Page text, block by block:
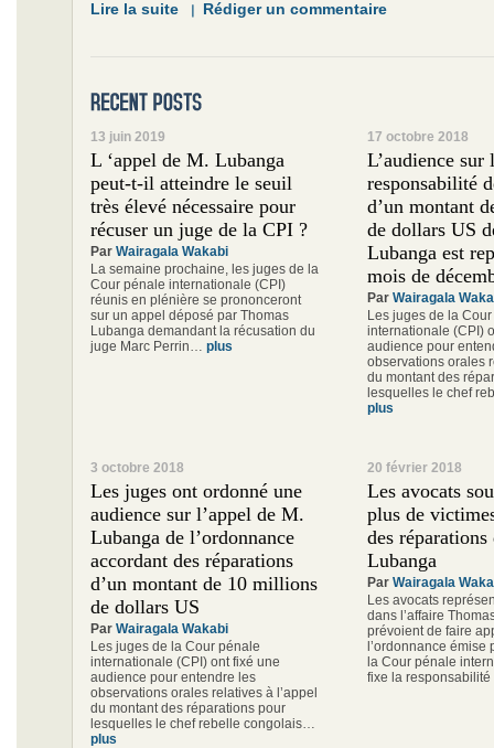
Lire la suite Rédiger un commentaire
13 juin 2019
L ‘appel de M. Lubanga
peut-t-il atteindre le seuil
très élevé nécessaire pour
récuser un juge de la CPI ?
Par Wairagala Wakabi
La semaine prochaine, les juges de la
Cour pénale internationale (CPI)
réunis en plénière se prononceront
sur un appel déposé par Thomas
Lubanga demandant la récusation du
juge Marc Perrin… plus
17 octobre 2018
L’audience sur
responsabilité
d’un montant
de dollars US
Lubanga est
mois de
Par Wairagala
Les juges de la
internationale (CPI)
audience pour
observations orales
du montant des
lesquelles le chef
plus
3 octobre 2018
Les juges ont ordonné une
audience sur l’appel de M.
Lubanga de l’ordonnance
accordant des réparations
d’un montant de 10 millions
de dollars US
Par Wairagala Wakabi
Les juges de la Cour pénale
internationale (CPI) ont fixé une
audience pour entendre les
observations orales relatives à l’appel
du montant des réparations pour
lesquelles le chef rebelle congolais…
plus
20 février 2018
Les avocats
plus de
des
Lubanga
Par Wairagala
Les avocats
dans l’affaire
prévoient de faire
l’ordonnance émise
la Cour pénale
fixe la